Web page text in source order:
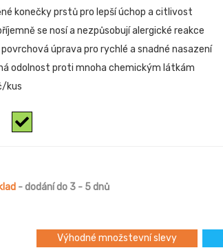
konečky prstů pro lepší úchop a citlivost
se nosí a nezpůsobují alergické reakce
úprava pro rychlé a snadné nasazení
odolnost proti mnoha chemickým látkám
kus
- dodání do 3 - 5 dnů
Výhodné množstevní slevy